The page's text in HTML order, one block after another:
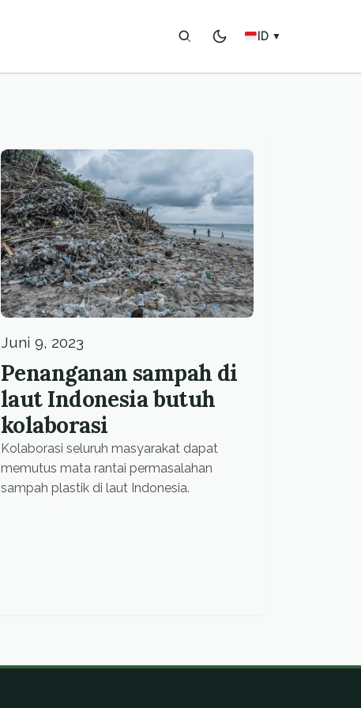
ID ▼
Juni 9, 2023
Penanganan sampah di
laut Indonesia butuh
kolaborasi
Kolaborasi seluruh masyarakat dapat
memutus mata rantai permasalahan
sampah plastik di laut Indonesia.